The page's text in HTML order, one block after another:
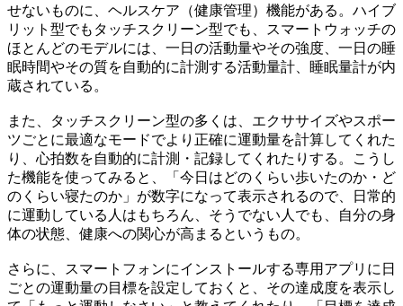
せないものに、ヘルスケア（健康管理）機能がある。ハイブ
リット型でもタッチスクリーン型でも、スマートウォッチの
ほとんどのモデルには、一日の活動量やその強度、一日の睡
眠時間やその質を自動的に計測する活動量計、睡眠量計が内
蔵されている。
また、タッチスクリーン型の多くは、エクササイズやスポー
ツごとに最適なモードでより正確に運動量を計算してくれた
り、心拍数を自動的に計測・記録してくれたりする。こうし
た機能を使ってみると、「今日はどのくらい歩いたのか・ど
のくらい寝たのか」が数字になって表示されるので、日常的
に運動している人はもちろん、そうでない人でも、自分の身
体の状態、健康への関心が高まるというもの。
さらに、スマートフォンにインストールする専用アプリに日
ごとの運動量の目標を設定しておくと、その達成度を表示し